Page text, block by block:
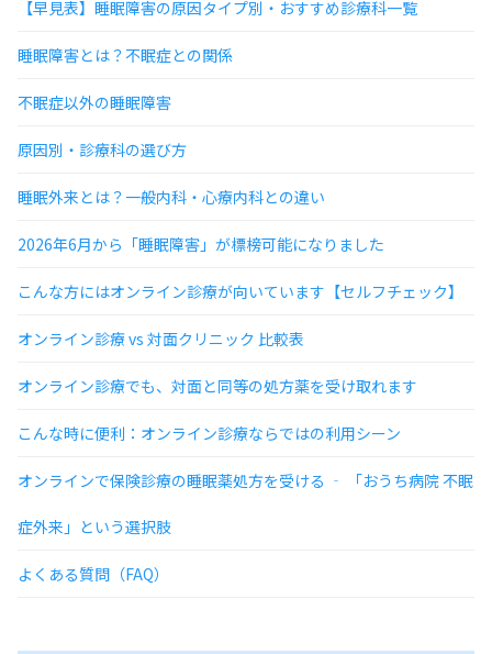
【早見表】睡眠障害の原因タイプ別・おすすめ診療科一覧
睡眠障害とは？不眠症との関係
不眠症以外の睡眠障害
原因別・診療科の選び方
睡眠外来とは？一般内科・心療内科との違い
2026年6月から「睡眠障害」が標榜可能になりました
こんな方にはオンライン診療が向いています【セルフチェック】
オンライン診療 vs 対面クリニック 比較表
オンライン診療でも、対面と同等の処方薬を受け取れます
こんな時に便利：オンライン診療ならではの利用シーン
オンラインで保険診療の睡眠薬処方を受ける ‐ 「おうち病院 不眠
症外来」という選択肢
よくある質問（FAQ）